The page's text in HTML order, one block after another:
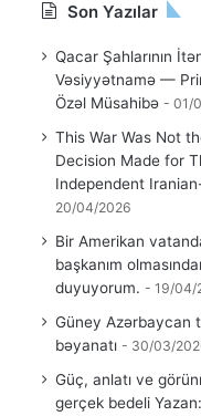
Son Yazılar
Qacar Şahlarının
Vəsiyyətnamə —
Özəl Müsahibə
01/
This War Was Not
Decision Made for
Independent
20/04/2026
Bir Amerikan
başkanım
duyuyorum.
19/04/
Güney Azərbaycan
bəyanatı
30/03/
Güç, anlatı ve
gerçek bedeli